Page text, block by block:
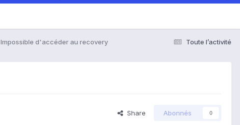
Toute l’activité
Impossible d'accéder au recovery
Share Abonnés 0